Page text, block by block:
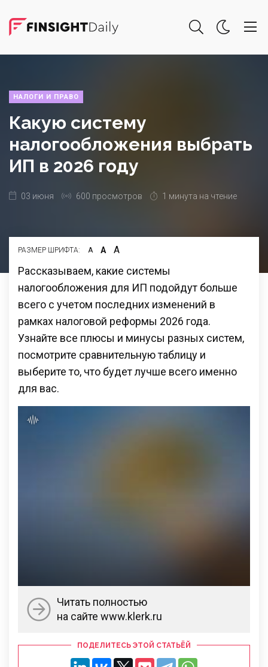
НАЛОГИ И ПРАВО
Какую систему
налогообложения выбрать
ИП в 2026 году
03 июня 600 просмотров 1 минута на чтение
РАЗМЕР ШРИФТА: А А А
Рассказываем, какие системы
налогообложения для ИП подойдут больше
всего с учетом последних изменений в
рамках налоговой реформы 2026 года.
Узнайте все плюсы и минусы разных систем,
посмотрите сравнительную таблицу и
выберите то, что будет лучше всего именно
для вас.
Читать полностью
на сайте www.klerk.ru
ПОДЕЛИТЕСЬ ЭТОЙ СТАТЬЁЙ